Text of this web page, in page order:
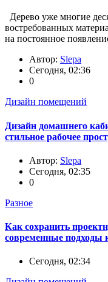
Дерево уже многие
востребованных
на постоянное
Автор: Slepa
Сегодня, 02:36
0
Дизайн помещений
Дизайн домашнего
стильное рабочее
Автор: Slepa
Сегодня, 02:35
0
Разное
Как сохранить
современные подходы
Сегодня, 02:34